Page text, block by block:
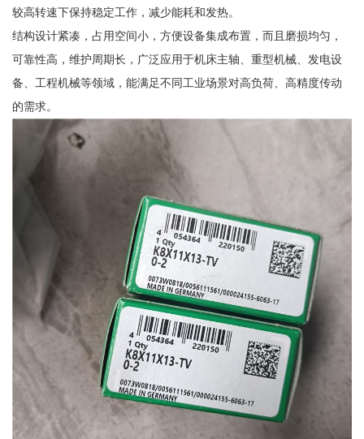
较高转速下保持稳定工作，减少能耗和发热。
结构设计紧凑，占用空间小，方便设备集成布置，而且磨损均匀，
可靠性高，维护周期长，广泛应用于机床主轴、重型机械、发电设
备、工程机械等领域，能满足不同工业场景对高负荷、高精度传动
的需求。